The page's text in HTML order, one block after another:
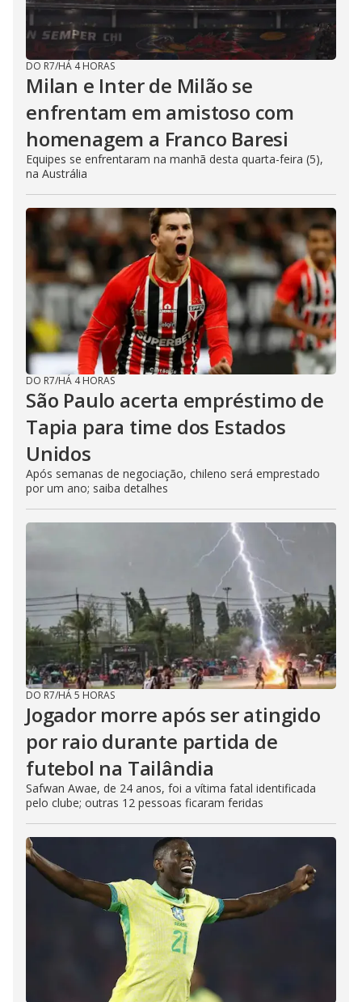
DO R7/HÁ 4 HORAS
Milan e Inter de Milão se
enfrentam em amistoso com
homenagem a Franco Baresi
Equipes se enfrentaram na manhã desta quarta-feira (5),
na Austrália
DO R7/HÁ 4 HORAS
São Paulo acerta empréstimo de
Tapia para time dos Estados
Unidos
Após semanas de negociação, chileno será emprestado
por um ano; saiba detalhes
DO R7/HÁ 5 HORAS
Jogador morre após ser atingido
por raio durante partida de
futebol na Tailândia
Safwan Awae, de 24 anos, foi a vítima fatal identificada
pelo clube; outras 12 pessoas ficaram feridas